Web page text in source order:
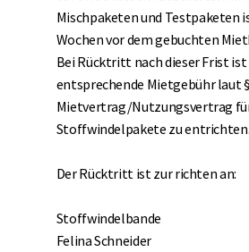
Mischpaketen und Testpaketen
Wochen vor dem gebuchten
Bei Rücktritt nach dieser Frist ist
entsprechende Mietgebühr laut
Mietvertrag/Nutzungsvertrag
Stoffwindelpakete zu entrichten.
Der Rücktritt ist zur richten an:
Stoffwindelbande
Felina Schneider